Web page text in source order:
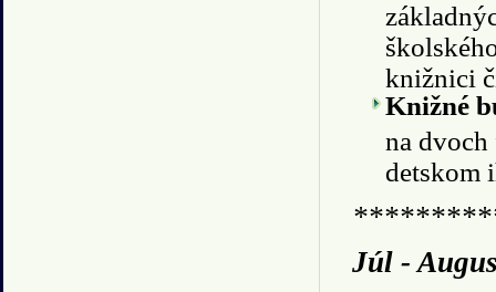
knižnici
Knižné
na
detskom
Júl -